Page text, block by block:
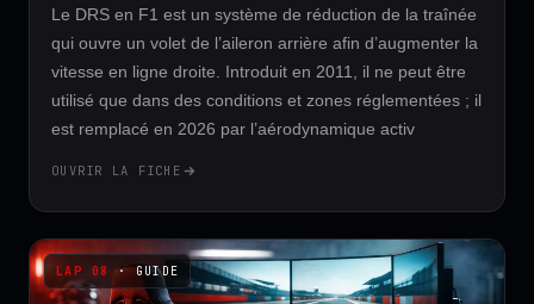
Le DRS en F1 est un système de réduction de la traînée
qui ouvre un volet de l’aileron arrière afin d’augmenter la
vitesse en ligne droite. Introduit en 2011, il ne peut être
utilisé que dans des conditions et zones réglementées ; il
est remplacé en 2026 par l’aérodynamique activ
OUVRIR LA FICHE
· GUIDE